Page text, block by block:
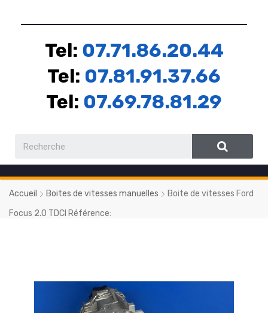
Tel: 07.71.86.20.44
Tel: 07.81.91.37.66
Tel: 07.69.78.81.29
Accueil Boites de vitesses manuelles
Boite de vitesses Ford
Focus 2.0 TDCI Référence: